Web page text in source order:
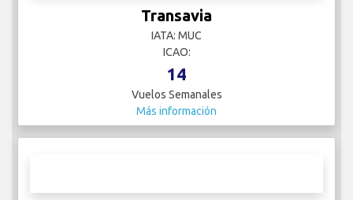
14
Vuelos Semanales
Más información
IATA: